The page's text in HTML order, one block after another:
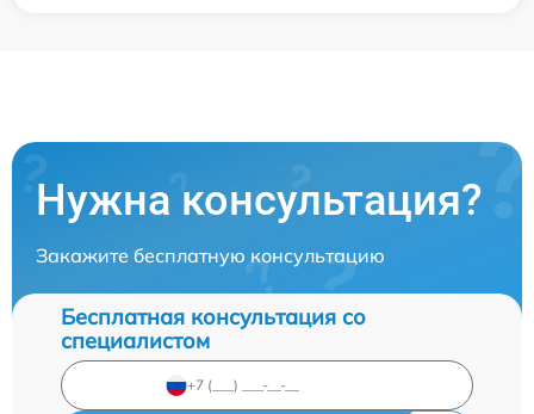
Нужна консультация?
Закажите бесплатную консультацию
Бесплатная консультация со
специалистом